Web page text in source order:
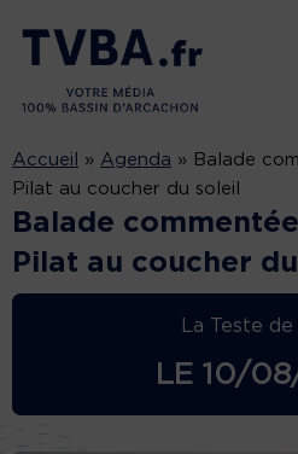
Accueil » Agenda » Balade
Pilat au coucher du soleil
Balade
Pilat au coucher
La Teste
LE 10/